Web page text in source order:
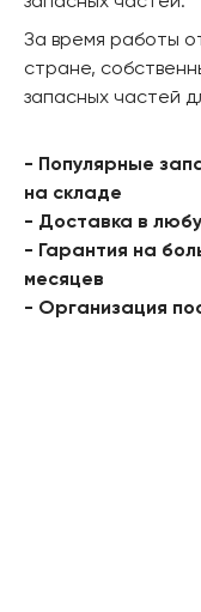
За время работы
стране,
запасных частей
- Популярные
на складе
- Доставка в
- Гарантия на
месяцев
- Организация